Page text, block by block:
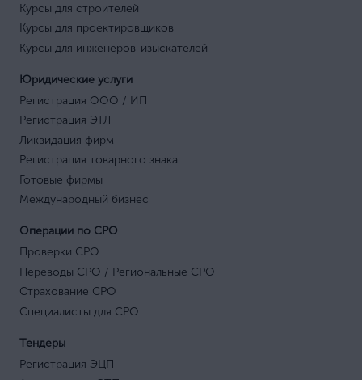
Курсы для строителей
Курсы для проектировщиков
Курсы для инженеров-изыскателей
Юридические услуги
Регистрация ООО / ИП
Регистрация ЭТЛ
Ликвидация фирм
Регистрация товарного знака
Готовые фирмы
Международный бизнес
Операции по СРО
Проверки СРО
Переводы СРО / Региональные СРО
Страхование СРО
Специалисты для СРО
Тендеры
Регистрация ЭЦП